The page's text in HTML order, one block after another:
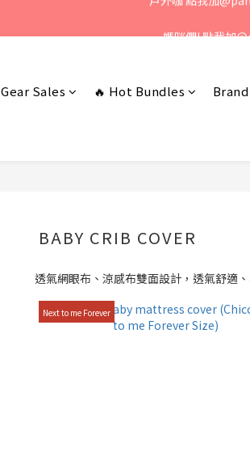
Sales 🔥 Hot Bundles Brand
BABY CRIB COVER
透氣網眼布、涼感布雙面設計，透氣舒適
Next to me Forever